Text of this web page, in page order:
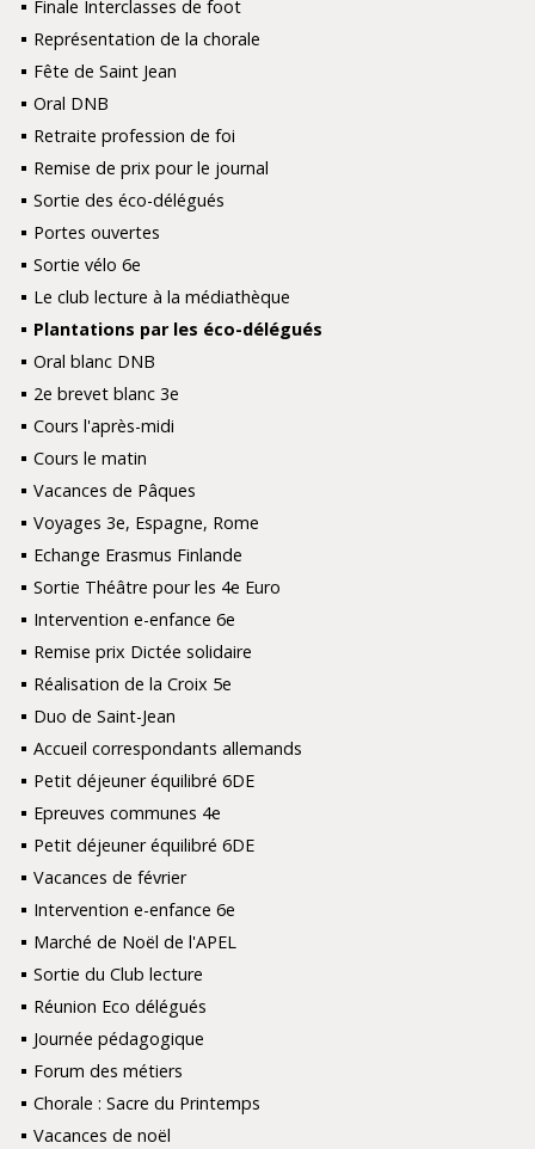
Finale Interclasses de foot
Représentation de la chorale
Fête de Saint Jean
Oral DNB
Retraite profession de foi
Remise de prix pour le journal
Sortie des éco-délégués
Portes ouvertes
Sortie vélo 6e
Le club lecture à la médiathèque
Plantations par les éco-délégués
Oral blanc DNB
2e brevet blanc 3e
Cours l'après-midi
Cours le matin
Vacances de Pâques
Voyages 3e, Espagne, Rome
Echange Erasmus Finlande
Sortie Théâtre pour les 4e Euro
Intervention e-enfance 6e
Remise prix Dictée solidaire
Réalisation de la Croix 5e
Duo de Saint-Jean
Accueil correspondants allemands
Petit déjeuner équilibré 6DE
Epreuves communes 4e
Petit déjeuner équilibré 6DE
Vacances de février
Intervention e-enfance 6e
Marché de Noël de l'APEL
Sortie du Club lecture
Réunion Eco délégués
Journée pédagogique
Forum des métiers
Chorale : Sacre du Printemps
Vacances de noël